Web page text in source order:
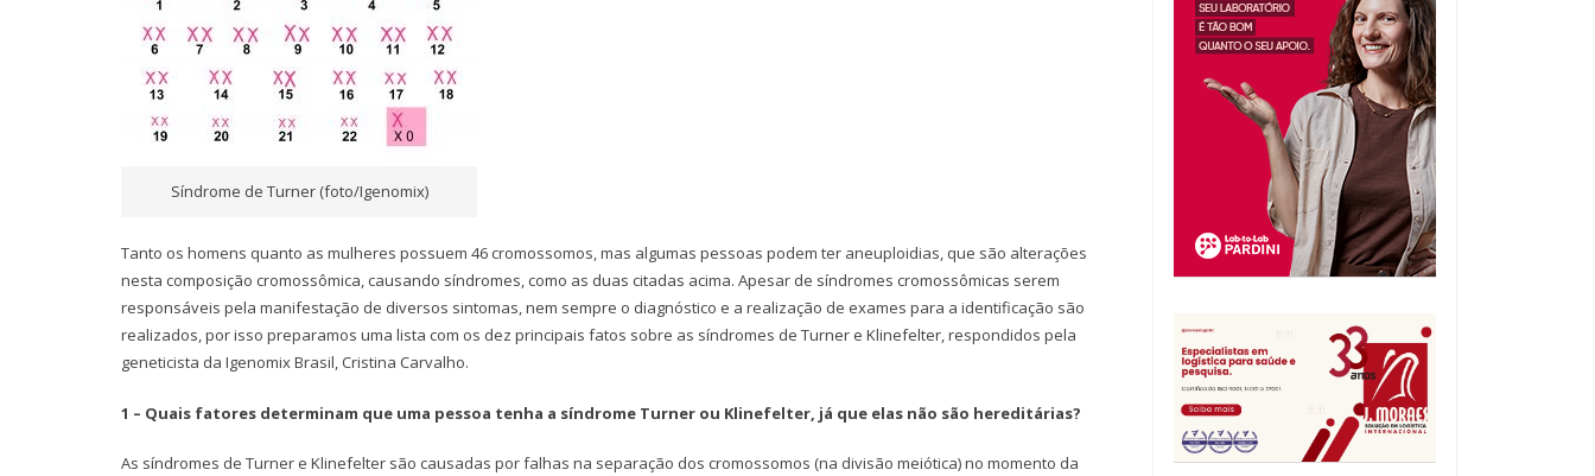
Síndrome de Turner (foto/Igenomix)
Tanto os homens quanto as mulheres possuem 46 cromossomos, mas algumas pessoas podem ter aneuploidias, que são alterações
nesta composição cromossômica, causando síndromes, como as duas citadas acima. Apesar de síndromes cromossômicas serem
responsáveis pela manifestação de diversos sintomas, nem sempre o diagnóstico e a realização de exames para a identificação são
realizados, por isso preparamos uma lista com os dez principais fatos sobre as síndromes de Turner e Klinefelter, respondidos pela
geneticista da Igenomix Brasil, Cristina Carvalho.
1 – Quais fatores determinam que uma pessoa tenha a síndrome Turner ou Klinefelter, já que elas não são hereditárias?
As síndromes de Turner e Klinefelter são causadas por falhas na separação dos cromossomos (na divisão meiótica) no momento da